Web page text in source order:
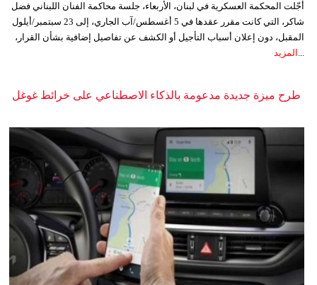
أجّلت المحكمة العسكرية في لبنان، الأربعاء، جلسة محاكمة الفنان اللبناني فضل
شاكر، التي كانت مقرر عقدها في 5 أغسطس/آب الجاري، إلى 23 سبتمبر/أيلول
المقبل، دون إعلان أسباب التأجيل أو الكشف عن تفاصيل إضافية بشأن القرار،
... المزيد
طرح ميزة جديدة مدعومة بالذكاء الاصطناعي على خرائط غوغل